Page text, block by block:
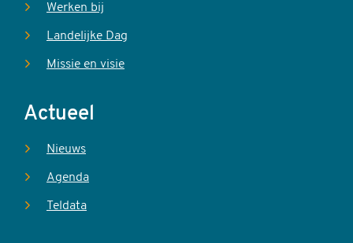
Werken bij
Landelijke Dag
Missie en visie
Actueel
Nieuws
Agenda
Teldata